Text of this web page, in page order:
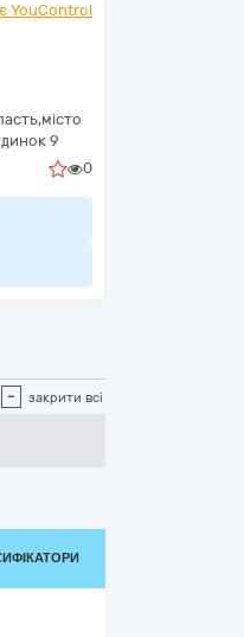
YouControl
місто
9
0
- закрити всі